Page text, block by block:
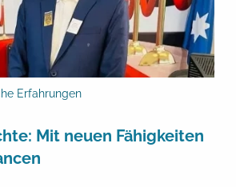
Erfahrungen
Mit neuen Fähigkeiten